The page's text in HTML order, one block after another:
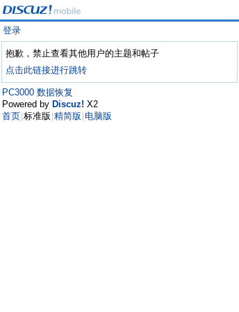
登录
抱歉，禁止查看其他用户的主题和帖子
点击此链接进行跳转
PC3000 数据恢复
Powered by Discuz! X2
首页 标准版 精简版 电脑版